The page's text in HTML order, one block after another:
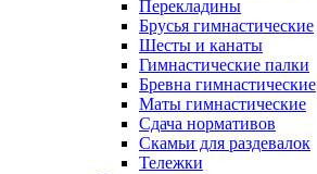
Перекладины
Брусья гимнастические
Шесты и канаты
Гимнастические палки
Бревна гимнастические
Маты гимнастические
Сдача нормативов
Скамьи для раздевалок
Тележки